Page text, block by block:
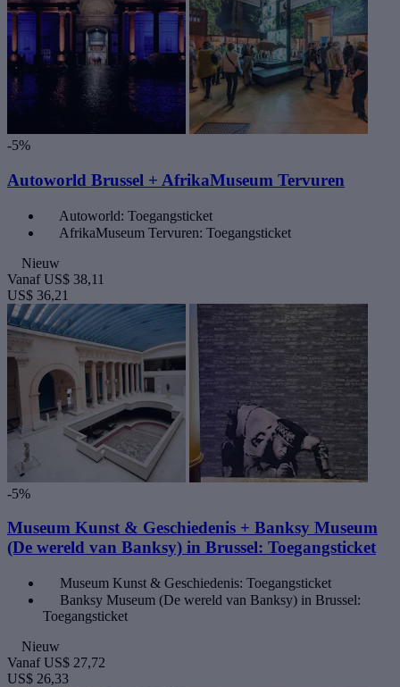
-5%
Autoworld Brussel + AfrikaMuseum Tervuren
Autoworld: Toegangsticket
AfrikaMuseum Tervuren: Toegangsticket
Nieuw
Vanaf US$ 38,11
US$ 36,21
-5%
Museum Kunst & Geschiedenis + Banksy Museum
(De wereld van Banksy) in Brussel: Toegangsticket
Museum Kunst & Geschiedenis: Toegangsticket
Banksy Museum (De wereld van Banksy) in Brussel:
Toegangsticket
Nieuw
Vanaf US$ 27,72
US$ 26,33